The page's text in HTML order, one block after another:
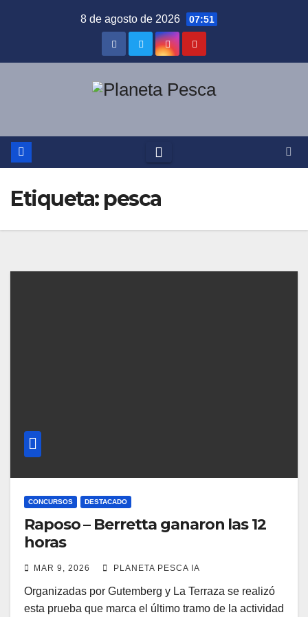
8 de agosto de 2026 07:51
Etiqueta: pesca
CONCURSOS DESTACADO
Raposo – Berretta ganaron las 12
horas
MAR 9, 2026 PLANETA PESCA IA
Organizadas por Gutemberg y La Terraza se realizó
esta prueba que marca el último tramo de la actividad